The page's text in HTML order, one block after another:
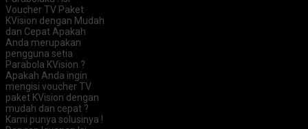
Voucher TV Paket
KVision dengan Mudah
dan Cepat Apakah
Anda merupakan
pengguna setia
Parabola KVision ?
Apakah Anda ingin
mengisi voucher TV
paket KVision dengan
mudah dan cepat ?
Kami punya solusinya !